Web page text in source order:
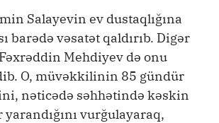
Salayevin ev dustaqlığına
barədə vəsatət qaldırıb. Digər
Mehdiyev də onu
O, müvəkkilinin 85 gündür
nəticədə səhhətində kəskin
vurğulayaraq,